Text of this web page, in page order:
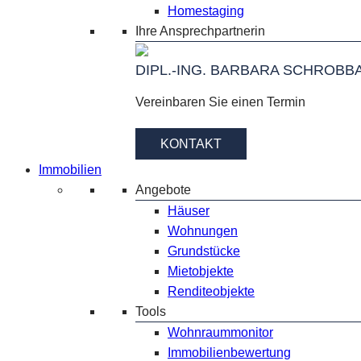
Homestaging
Ihre Ansprechpartnerin
DIPL.-ING. BARBARA
Vereinbaren Sie einen Termin
KONTAKT
Immobilien
Angebote
Häuser
Wohnungen
Grundstücke
Mietobjekte
Renditeobjekte
Tools
Wohnraummonitor
Immobilienbewertung